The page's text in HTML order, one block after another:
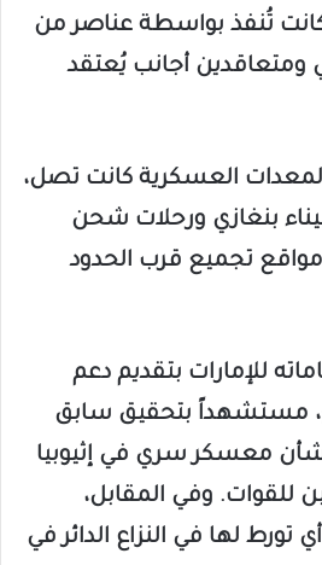
كانت تُنفذ بواسطة عناصر من
ومتعاقدين أجانب يُعتقد
العسكرية كانت تصل،
بنغازي ورحلات شحن
تجميع قرب الحدود
للإمارات بتقديم دعم
مستشهداً بتحقيق سابق
بشأن معسكر سري في إثيوبيا
للقوات. وفي المقابل،
تورط لها في النزاع الدائر في